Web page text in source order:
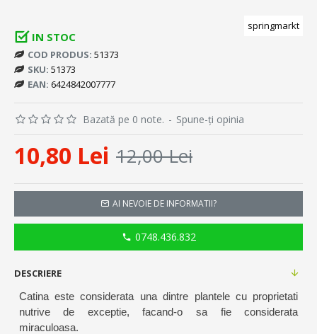
IN STOC
COD PRODUS: 51373
SKU: 51373
EAN: 6424842007777
springmarkt
Bazată pe 0 note. - Spune-ţi opinia
10,80 Lei 12,00 Lei
AI NEVOIE DE INFORMATII?
0748.436.832
DESCRIERE
Catina este considerata una dintre plantele cu proprietati
nutrive de exceptie, facand-o sa fie considerata
miraculoasa.